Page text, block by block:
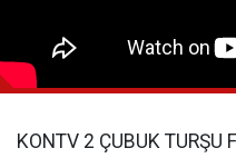
KONTV 2 ÇUBUK TURŞU